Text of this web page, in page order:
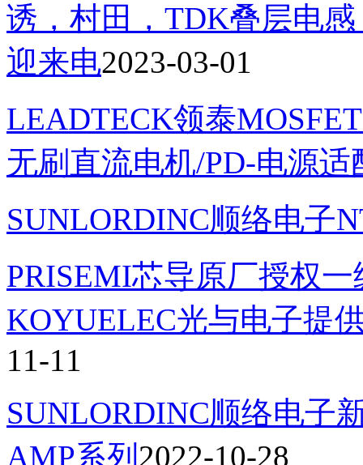
诱，村田，TDK叠层电
迎来电2023-03-01
LEADTECK领泰
无刷直流电机/PD-电源适
SUNLORDINC顺络电子
PRISEMI芯导原厂授权
KOYUELEC光与电子提
11-11
SUNLORDINC顺络电子
AMP系列 2022-10-28